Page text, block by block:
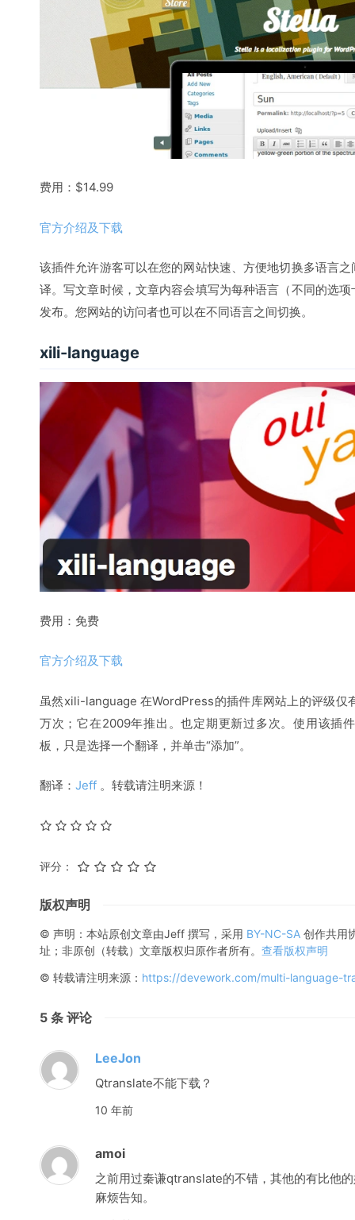
费用：$14.99
官方介绍及下载
该插件允许游客可以在您的网站快速、方便地切换多语言
译。写文章时候，文章内容会填写为每种语言（不同的选
发布。您网站的访问者也可以在不同语言之间切换。
xili-language
费用：免费
官方介绍及下载
虽然xili-language 在WordPress的插件库网站上的评级仅
万次；它在2009年推出。也定期更新过多次。使用该插
板，只是选择一个翻译，并单击“添加”。
翻译： Jeff 。转载请注明来源！
评分：
版权声明
© 声明：本站原创文章由Jeff 撰写，采用 BY-NC-SA 创作共用
址；非原创（转载）文章版权归原作者所有。 查看版权声明
© 转载请注明来源： https://devework.com/multi-language-
5 条 评论
LeeJon
Qtranslate不能下载？
10 年前
amoi
之前用过秦谦qtranslate的不错，其他的有比他
麻烦告知。